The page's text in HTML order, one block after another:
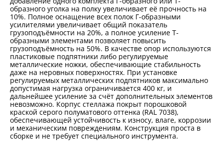
образного уголка на полку увеличивает её прочность на
10%. Полное оснащение всех полок Г-образными
усилителями увеличивает общий показатель
грузоподъёмности на 20%, а полное усиление Т-
образными элементами позволяет повысить
грузоподъёмность на 50%. В качестве опор используются
пластиковые подпятники либо регулируемые
металлические ножки, обеспечивающие стабильность
даже на неровных поверхностях. При установке
регулируемых металлических подпятников максимально
допустимая нагрузка ограничивается 400 кг, и
дальнейшее усиление за счёт дополнительных элементов
невозможно. Корпус стеллажа покрыт порошковой
краской серого полуматового оттенка (RAL 7038),
обеспечивающей устойчивость к износу, влаге, коррозии
и механическим повреждениям. Конструкция проста в
сборке и не требует специального инструмента.